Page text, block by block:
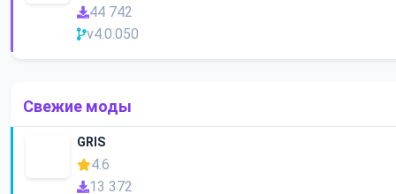
44 742
v4.0.050
Свежие моды
GRIS
4.6
13 372